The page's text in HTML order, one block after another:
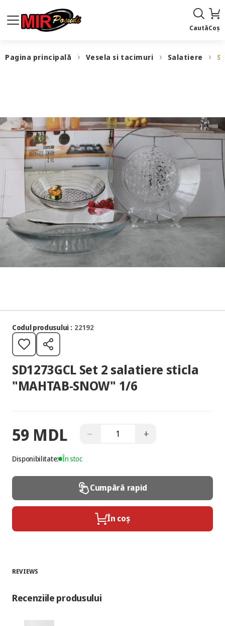
CautăCoș
Pagina principală Vesela si tacimuri Salatiere
Codul produsului : 22192
SD1273GCL Set 2 salatiere sticla
"MAHTAB-SNOW" 1/6
59 MDL − +
Disponibilitate: În stoc
Cumpără rapid
În coș
REVIEWS
Recenziile produsului